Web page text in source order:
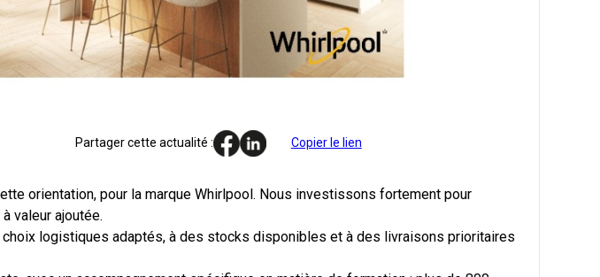
Partager cette actualité : Copier le lien
orientation, pour la marque Whirlpool. Nous investissons fortement pour
valeur ajoutée.
logistiques adaptés, à des stocks disponibles et à des livraisons prioritaires